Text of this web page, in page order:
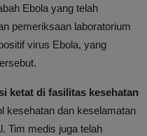
Ebola yang telah
pemeriksaan laboratorium
virus Ebola, yang
ketat di fasilitas kesehatan
kesehatan dan keselamatan
Tim medis juga telah